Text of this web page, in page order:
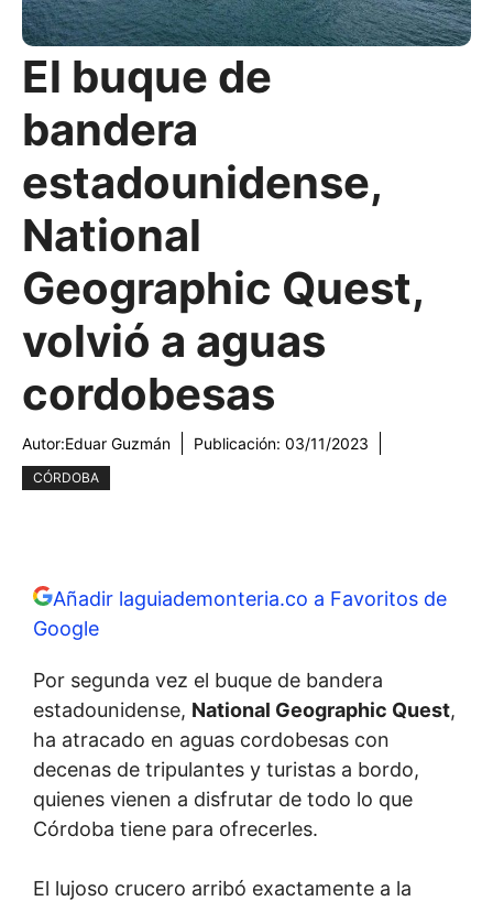
El buque de
bandera
estadounidense,
National
Geographic Quest,
volvió a aguas
cordobesas
Autor:Eduar Guzmán Publicación: 03/11/2023
CÓRDOBA
Añadir laguiademonteria.co a Favoritos de
Google
Por segunda vez el buque de bandera
estadounidense, National Geographic Quest,
ha atracado en aguas cordobesas con
decenas de tripulantes y turistas a bordo,
quienes vienen a disfrutar de todo lo que
Córdoba tiene para ofrecerles.
El lujoso crucero arribó exactamente a la